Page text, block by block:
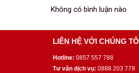
Không có bình luận nào
LIÊN HỆ VỚI CHÚNG TÔI
Hotline: 0857 557 788
Tư vấn dịch vụ: 0888 203 779